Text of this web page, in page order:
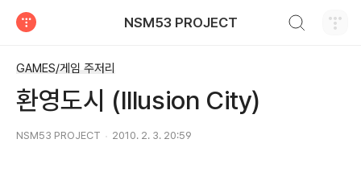
NSM53 PROJECT
GAMES/게임 주저리
환영도시 (Illusion City)
NSM53 PROJECT 2010. 2. 3. 20:59